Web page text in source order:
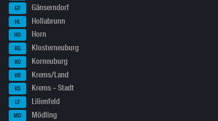
GF Gänserndorf
HL Hollabrunn
HO Horn
KG Klosterneuburg
KO Korneuburg
KR Krems/Land
KS Krems – Stadt
LF Lilienfeld
MD Mödling